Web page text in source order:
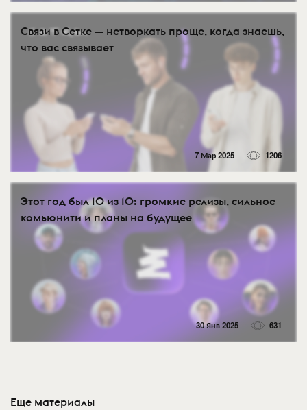
Связи в Сетке — нетворкать проще, когда знаешь,
что вас связывает
7 Мар 2025 1206
Этот год был 10 из 10: громкие релизы, сильное
комьюнити и планы на будущее
30 Янв 2025 631
Еще материалы